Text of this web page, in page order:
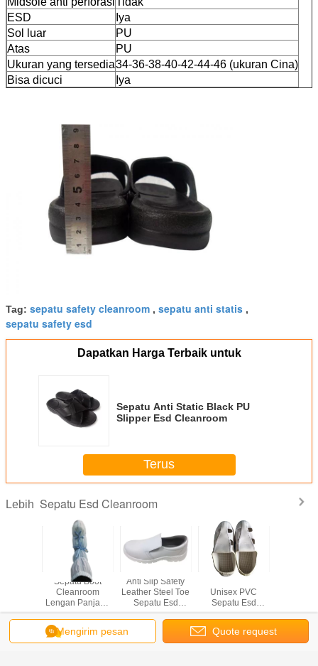
ESD
Iya
Sol luar
PU
Atas
PU
Ukuran yang tersedia34-36-38-40-42-44-46 (ukuran Cina)
Bisa dicuci
Iya
Tag: sepatu safety cleanroom , sepatu anti statis ,
sepatu safety esd
Dapatkan Harga Terbaik untuk
Sepatu Anti Static Black PU
Slipper Esd Cleanroom
Terus
Lebih Sepatu Esd Cleanroom
Lab
Sepatu Boot
Cleanroom
Lengan Panjang
Autoclavable
Anti Slip Safety
Leather Steel Toe
Sepatu Esd
Cleanroom
Unisex PVC
Sepatu Esd
Empat Lubang
Mengirim pesan Quote request
Mengubah bahasa